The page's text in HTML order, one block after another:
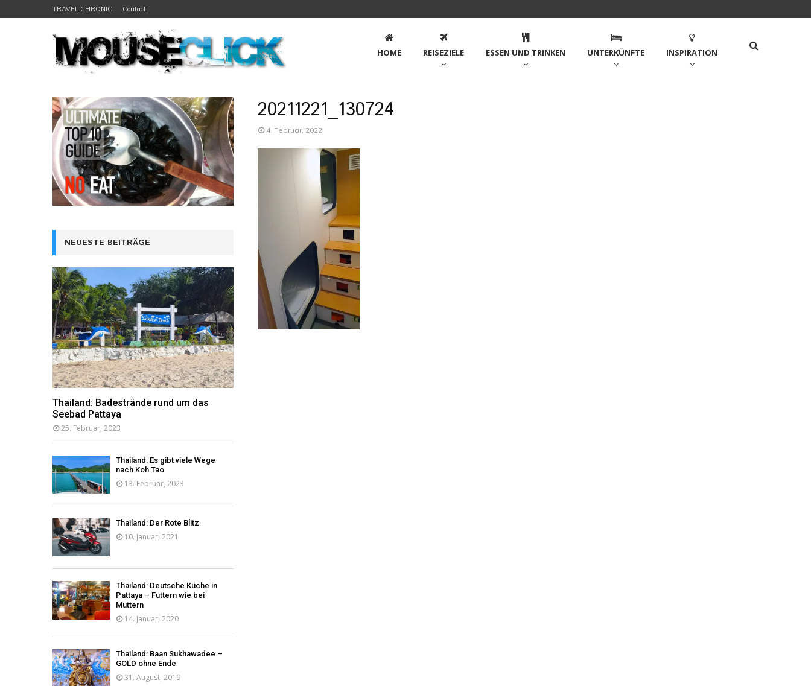
TRAVEL CHRONIC Contact
HOME REISEZIELE ESSEN UND TRINKEN UNTERKÜNFTE INSPIRATION
20211221_130724
4. Februar, 2022
NEUESTE BEITRÄGE
Thailand: Badestrände rund um das
Seebad Pattaya
25. Februar, 2023
Thailand: Es gibt viele Wege
nach Koh Tao
13. Februar, 2023
Thailand: Der Rote Blitz
10. Januar, 2021
Thailand: Deutsche Küche in
Pattaya – Futtern wie bei
Muttern
14. Januar, 2020
Thailand: Baan Sukhawadee –
GOLD ohne Ende
31. August, 2019